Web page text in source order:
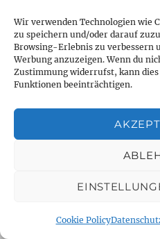
Wir verwenden Technologien wie
zu speichern und/oder darauf
Browsing-Erlebnis zu verbessern
Werbung anzuzeigen. Wenn du
Zustimmung widerrufst, kann
Funktionen beeinträchtigen.
Cookie Policy
Sprache:
YouTube
Feed